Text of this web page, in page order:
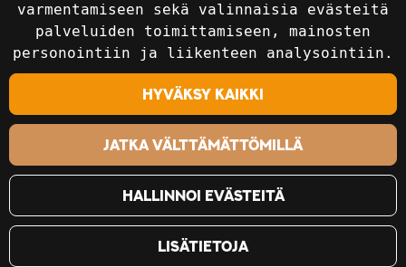
varmentamiseen sekä valinnaisia evästeitä
palveluiden toimittamiseen, mainosten
personointiin ja liikenteen analysointiin.
Hyväksy kaikki
Jatka välttämättömillä
Hallinnoi evästeitä
Lisätietoja
Seuraa sosiaalisessa mediassa